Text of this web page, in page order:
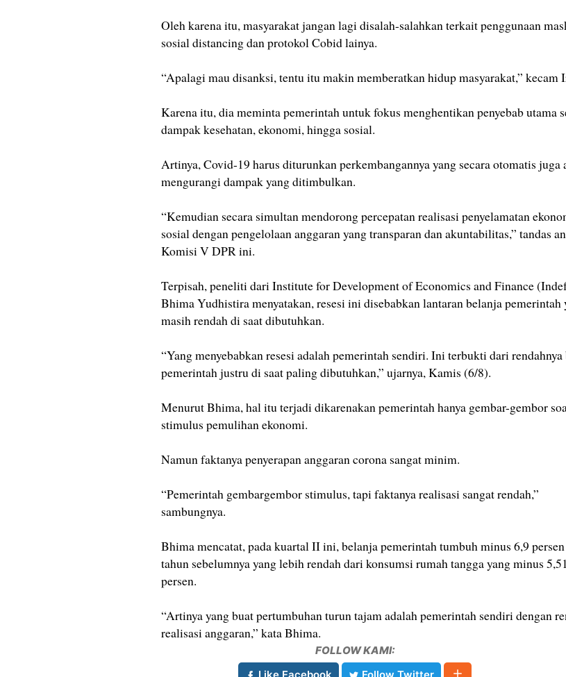
Oleh karena itu, masyarakat jangan lagi disalah-salahkan terkait penggunaan
sosial distancing dan protokol Cobid lainya.
“Apalagi mau disanksi, tentu itu makin memberatkan hidup masyarakat,” kecam
Karena itu, dia meminta pemerintah untuk fokus menghentikan penyebab utama
dampak kesehatan, ekonomi, hingga sosial.
Artinya, Covid-19 harus diturunkan perkembangannya yang secara otomatis juga
mengurangi dampak yang ditimbulkan.
“Kemudian secara simultan mendorong percepatan realisasi penyelamatan
sosial dengan pengelolaan anggaran yang transparan dan akuntabilitas,” tandas
Komisi V DPR ini.
Terpisah, peneliti dari Institute for Development of Economics and Finance
Bhima Yudhistira menyatakan, resesi ini disebabkan lantaran belanja pemerintah
masih rendah di saat dibutuhkan.
“Yang menyebabkan resesi adalah pemerintah sendiri. Ini terbukti dari
pemerintah justru di saat paling dibutuhkan,” ujarnya, Kamis (6/8).
Menurut Bhima, hal itu terjadi dikarenakan pemerintah hanya gembar-gembor
stimulus pemulihan ekonomi.
Namun faktanya penyerapan anggaran corona sangat minim.
“Pemerintah gembargembor stimulus, tapi faktanya realisasi sangat rendah,”
sambungnya.
Bhima mencatat, pada kuartal II ini, belanja pemerintah tumbuh minus 6,9
tahun sebelumnya yang lebih rendah dari konsumsi rumah tangga yang minus 5,51
persen.
“Artinya yang buat pertumbuhan turun tajam adalah pemerintah sendiri dengan
realisasi anggaran,” kata Bhima.
FOLLOW KAMI: